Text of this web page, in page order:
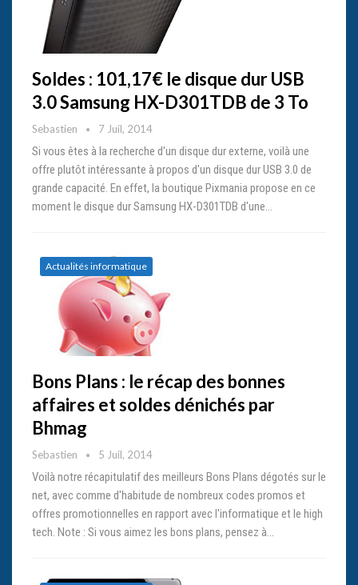
Soldes : 101,17€ le disque dur USB
3.0 Samsung HX-D301TDB de 3 To
Sebastien 7 Juil, 2014
Si vous êtes à la recherche d'un disque dur externe, voilà une
offre plutôt intéressante à propos d'un disque dur USB 3.0 de
grande capacité. En effet, la boutique Pixmania propose en ce
moment le disque dur Samsung HX-D301TDB d'une…
Actualités informatique
Bons Plans : le récap des bonnes
affaires et soldes dénichés par
Bhmag
Sebastien 5 Juil, 2014
Voilà notre récapitulatif des meilleurs Bons Plans dégotés sur le
net, avec comme d'habitude de nombreux codes promos et
offres promotionnelles en rapport avec l'informatique et le high
tech. Note : Si vous aimez les bons plans, pensez à…